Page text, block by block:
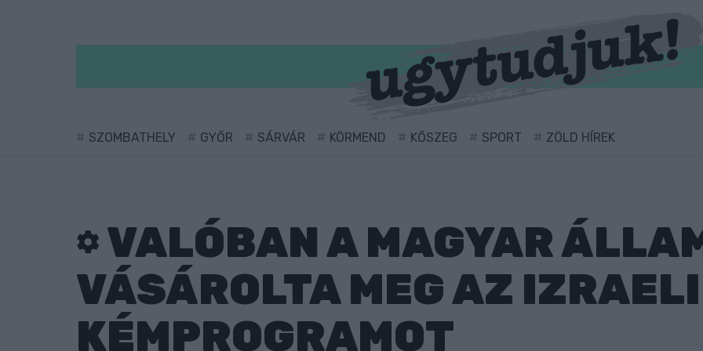
SZOMBATHELY GYŐR SÁRVÁR KÖRMEND KŐSZEG SPORT ZÖLD HÍREK
VALÓBAN A MAGYAR
VÁSÁROLTA MEG AZ IZRAELI
KÉMPROGRAMOT